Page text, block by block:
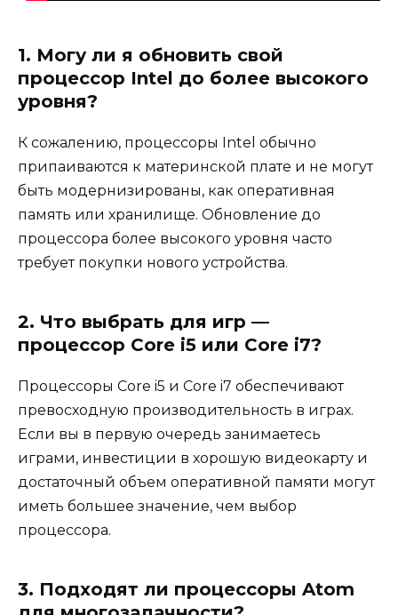
1. Могу ли я обновить свой
процессор Intel до более высокого
уровня?
К сожалению, процессоры Intel обычно
припаиваются к материнской плате и не могут
быть модернизированы, как оперативная
память или хранилище. Обновление до
процессора более высокого уровня часто
требует покупки нового устройства.
2. Что выбрать для игр —
процессор Core i5 или Core i7?
Процессоры Core i5 и Core i7 обеспечивают
превосходную производительность в играх.
Если вы в первую очередь занимаетесь
играми, инвестиции в хорошую видеокарту и
достаточный объем оперативной памяти могут
иметь большее значение, чем выбор
процессора.
3. Подходят ли процессоры Atom